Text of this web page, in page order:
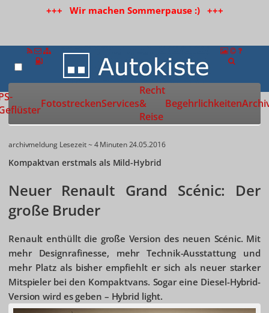
+++ Wir machen Sommerpause :) +++
Zur Startseite
FotostreckenServices
Recht
&
Reise
Begehrlichkeiten
archivmeldung Lesezeit ~ 4 Minuten24.05.2016
Kompaktvan erstmals als Mild-Hybrid
Neuer Renault Grand Scénic: Der
große Bruder
Renault enthüllt die große Version des neuen Scénic. Mit
mehr Designrafinesse, mehr Technik-Ausstattung und
mehr Platz als bisher empfiehlt er sich als neuer starker
Mitspieler bei den Kompaktvans. Sogar eine Diesel-Hybrid-
Version wird es geben – Hybrid light.